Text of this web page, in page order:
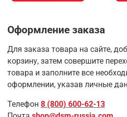
Оформление заказа
Для заказа товара на сайте,
корзину, затем совершите
товара и заполните все
оформлении, указав личные
Телефон 8 (800) 600-62-13